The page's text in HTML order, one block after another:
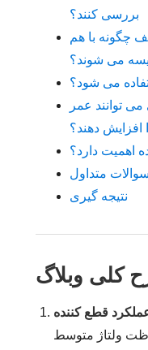
بررسی کنند؟
چگونه با هم
می شوند؟
می شود؟
توانند عمر
افزایش دهند؟
اهمیت دارد؟
سوالات متداول
نتیجه گیری
کلی وبلاگ
قطع کننده
ولتاژ متوسط